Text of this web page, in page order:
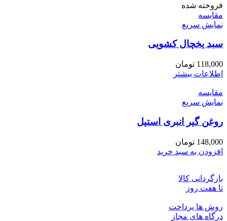
فروخته شده
مقايسه
نمایش سریع
سبد یخچال کشویی
118,000 تومان
اطلاعات بیشتر
مقايسه
نمایش سریع
روغن گیر انبری استیل
148,000 تومان
افزودن به سبد خرید
بازگردانی کالا
تا هفت روز
روش ها پرداخت
درگاه های مجاز